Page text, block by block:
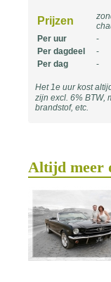
Prijzen
Per uur
-
Per dagdeel
-
Per dag
-
Het 1e uur kost
zijn excl. 6% BTW,
brandstof, etc.
Altijd meer